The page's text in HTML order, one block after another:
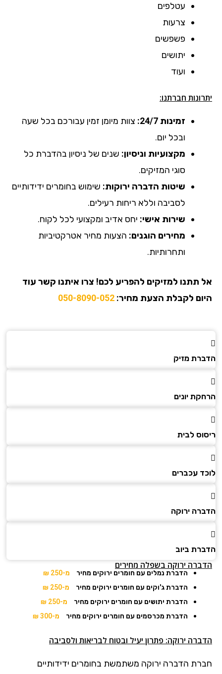
עטלפים
צרעות
פשפשים
יתושים
ועוד
יתרונות חברתנו:
זמינות 24/7:
צוות מיומן זמין עבורכם בכל שעה
ובכל יום.
מקצועיות וניסיון: שנים של ניסיון בהדברת כל
סוגי המזיקים.
שיטות הדברה ירוקות: שימוש בחומרים ידידותיים
לסביבה וללא ריחות רעילים.
שירות אישי: יחס אדיב ומקצועי לכל לקוח.
מחירים הוגנים: הצעות מחיר אטרקטיביות
ותחרותיות.
אל תתנו למזיקים להפריע לכם! צרו איתנו קשר עוד
היום לקבלת הצעת מחיר: 050-8090-052
הדברת מזיק
הרחקת יונים
ריסוס לבית
לוכד עכברים
הדברה ירוקה
הדברת ביוב
הדברה ירוקה בשפלה מחירים
הדברת נמלים עם חומרים ירוקים מחיר
מ-250 ₪
הדברת ג'וקים עם חומרים ירוקים מחיר
מ-250 ₪
הדברת יתושים עם חומרים ירוקים מחיר
מ-250 ₪
הדברת מכרסמים עם חומרים ירוקים מחיר
מ-300 ₪
הדברה ירוקה: פתרון יעיל ובטוח לבריאות ולסביבה
חברת הדברה ירוקה משתמשת בחומרים ידידותיים